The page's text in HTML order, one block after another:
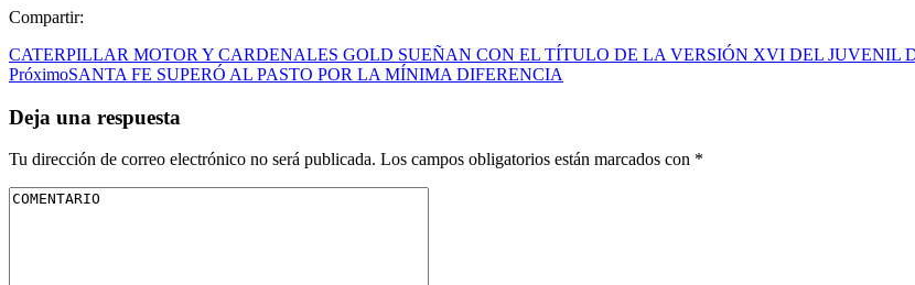
Compartir:
CATERPILLAR MOTOR Y CARDENALES GOLD SUEÑAN CON EL TÍTULO DE LA VERSIÓN XVI DEL JUVENIL
PróximoSANTA FE SUPERÓ AL PASTO POR LA MÍNIMA DIFERENCIA
Deja una respuesta
Tu dirección de correo electrónico no será publicada. Los campos obligatorios están marcados con *